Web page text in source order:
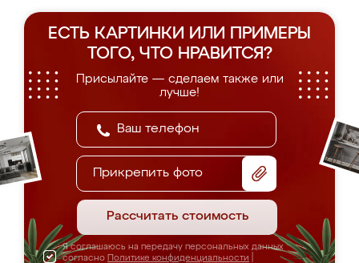
ЕСТЬ КАРТИНКИ ИЛИ ПРИМЕРЫ
ТОГО, ЧТО НРАВИТСЯ?
Присылайте — сделаем также или
лучше!
Прикрепить фото
Рассчитать стоимость
Я соглашаюсь на передачу персональных данных
согласно Политике конфиденциальности